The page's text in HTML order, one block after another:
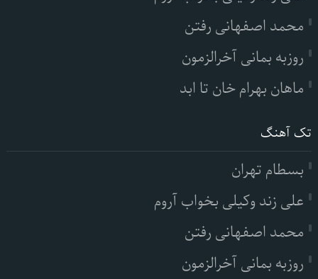
محمد اصفهانی رفتن
روزبه بمانی آخرالزمون
ماهان بهرام خان تا ابد
تک آهنگ
بسطام تهران
علی زند وکیلی بخواب آروم
محمد اصفهانی رفتن
روزبه بمانی آخرالزمون